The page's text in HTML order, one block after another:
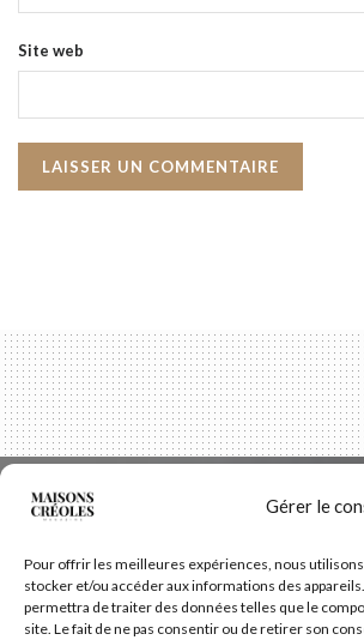
Gérer le
Pour offrir les meilleures expériences, nous
stocker et/ou accéder aux informations des
permettra de traiter des données telles que le
site. Le fait de ne pas consentir ou de retirer son
Site web